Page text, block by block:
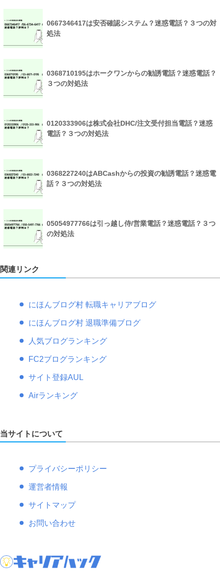
0667346417は安否確認システム？迷惑電話？３つの対
処法
0368710195はホークワンからの勧誘電話？迷惑電話？
３つの対処法
0120333906は株式会社DHC/注文受付担当電話？迷惑
電話？３つの対処法
0368227240はABCashからの投資の勧誘電話？迷惑電
話？３つの対処法
05054977766は引っ越し侍/営業電話？迷惑電話？３つ
の対処法
関連リンク
にほんブログ村 転職キャリアブログ
にほんブログ村 退職準備ブログ
人気ブログランキング
FC2ブログランキング
サイト登録AUL
Airランキング
当サイトについて
プライバシーポリシー
運営者情報
サイトマップ
お問い合わせ